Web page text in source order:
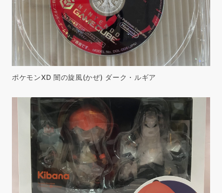
ポケモンXD 闇の旋風(かぜ) ダーク・ルギア